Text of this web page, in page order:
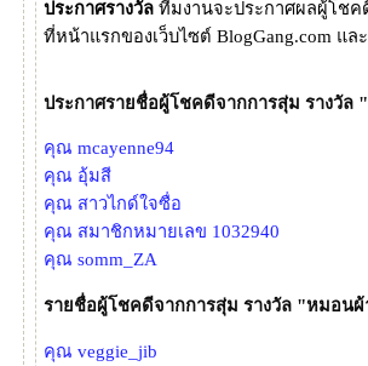
ประกาศรางวัล ทีมงานจะประกาศผลผู้โช
ที่หน้าแรกของเว็บไซต์ BlogGang.com และ
ประกาศรายชื่อผู้โชคดีจากการสุ่ม รางวัล
คุณ mcayenne94
คุณ อุ้มสี
คุณ สาวไกด์ใจซื่อ
คุณ สมาชิกหมายเลข 1032940
คุณ somm_ZA
รายชื่อผู้โชคดีจากการสุ่ม รางวัล "หมอนผ้
คุณ veggie_jib